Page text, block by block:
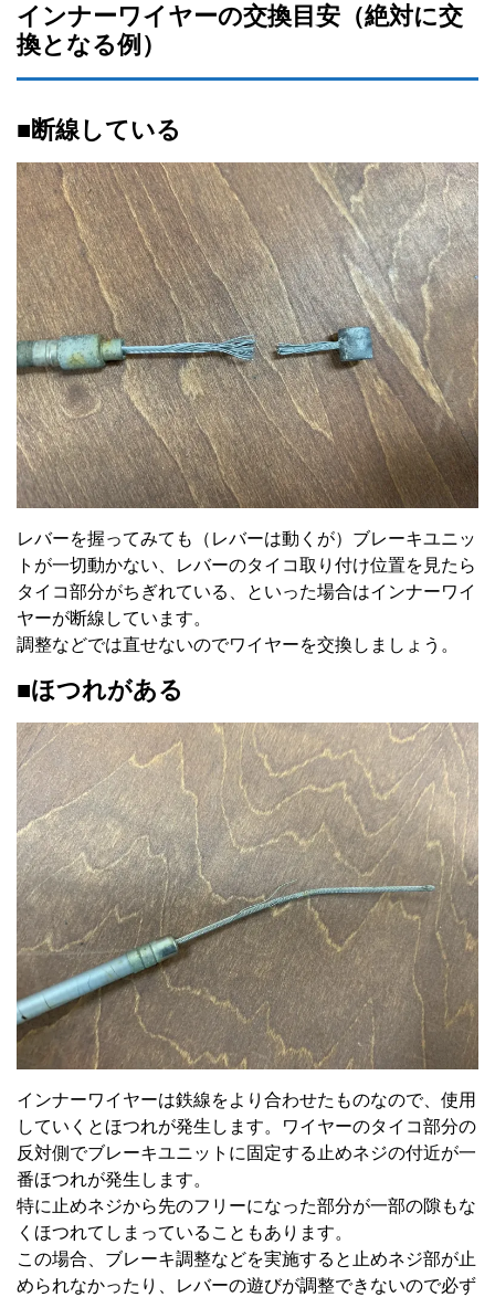
インナーワイヤーの交換目安（絶対に交
換となる例）
■断線している
レバーを握ってみても（レバーは動くが）ブレーキユニッ
トが一切動かない、レバーのタイコ取り付け位置を見たら
タイコ部分がちぎれている、といった場合はインナーワイ
ヤーが断線しています。
調整などでは直せないのでワイヤーを交換しましょう。
■ほつれがある
インナーワイヤーは鉄線をより合わせたものなので、使用
していくとほつれが発生します。ワイヤーのタイコ部分の
反対側でブレーキユニットに固定する止めネジの付近が一
番ほつれが発生します。
特に止めネジから先のフリーになった部分が一部の隙もな
くほつれてしまっていることもあります。
この場合、ブレーキ調整などを実施すると止めネジ部が止
められなかったり、レバーの遊びが調整できないので必ず